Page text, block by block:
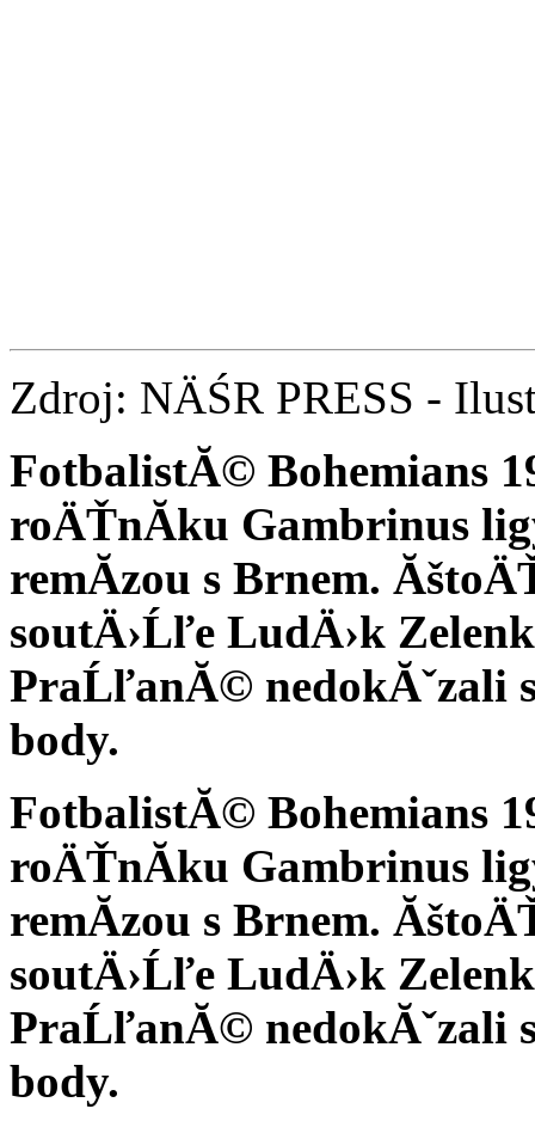
Zdroj: NÄŚR PRESS -
FotbalistĂ© Bohemians
roÄŤnĂ­ku Gambrinus
remĂ­zou s Brnem.
soutÄ›Ĺľe LudÄ›k
PraĹľanĂ© nedokĂˇzali
body.
FotbalistĂ© Bohemians
roÄŤnĂ­ku Gambrinus
remĂ­zou s Brnem.
soutÄ›Ĺľe LudÄ›k
PraĹľanĂ© nedokĂˇzali
body.